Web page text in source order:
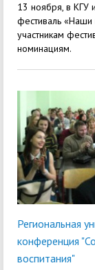
13 ноября, в КГУ
фестиваль
участникам
номинациям.
Региональная
конференция
воспитания"